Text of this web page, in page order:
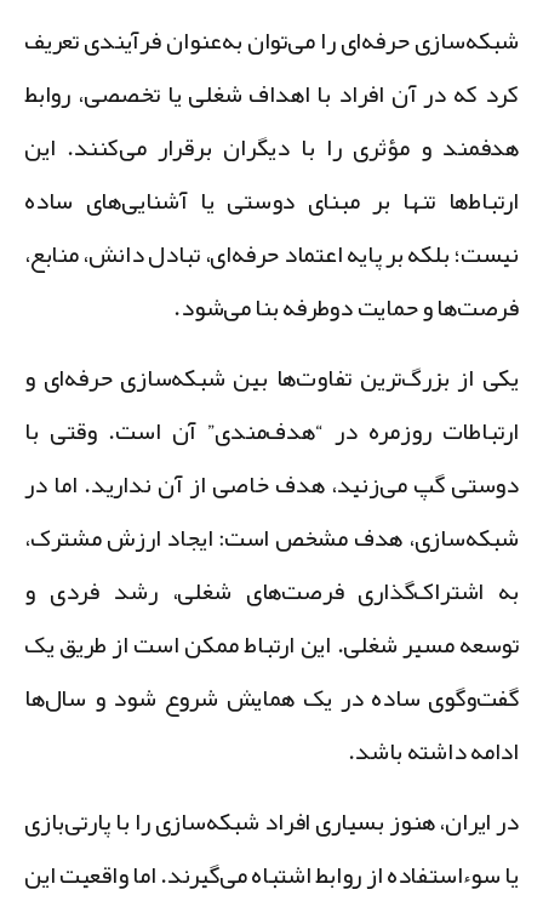
حرفه‌ای را می‌توان به‌عنوان فرآیندی تعریف
که در آن افراد با اهداف شغلی یا تخصصی، روابط
و مؤثری را با دیگران برقرار می‌کنند. این
تنها بر مبنای دوستی یا آشنایی‌های ساده
بلکه بر پایه اعتماد حرفه‌ای، تبادل دانش، منابع،
و حمایت دوطرفه بنا می‌شود.
از بزرگ‌ترین تفاوت‌ها بین شبکه‌سازی حرفه‌ای و
روزمره در “هدف‌مندی” آن است. وقتی با
گپ می‌زنید، هدف خاصی از آن ندارید. اما در
هدف مشخص است: ایجاد ارزش مشترک،
اشتراک‌گذاری فرصت‌های شغلی، رشد فردی و
مسیر شغلی. این ارتباط ممکن است از طریق یک
ساده در یک همایش شروع شود و سال‌ها
داشته باشد.
ایران، هنوز بسیاری افراد شبکه‌سازی را با پارتی‌بازی
سوءاستفاده از روابط اشتباه می‌گیرند. اما واقعیت این